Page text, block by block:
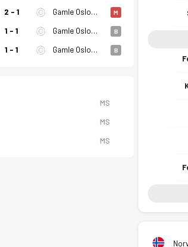
2 - 1 Gamle Oslo FK M
1 - 1 Gamle Oslo FK B
1 - 1 Gamle Oslo FK B
MS
MS
MS